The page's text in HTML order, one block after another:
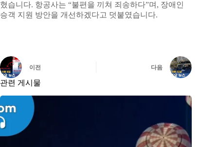
혔습니다. 항공사는 “불편을 끼쳐 죄송하다”며, 장애인
승객 지원 방안을 개선하겠다고 덧붙였습니다.
이전 다음
관련 게시물